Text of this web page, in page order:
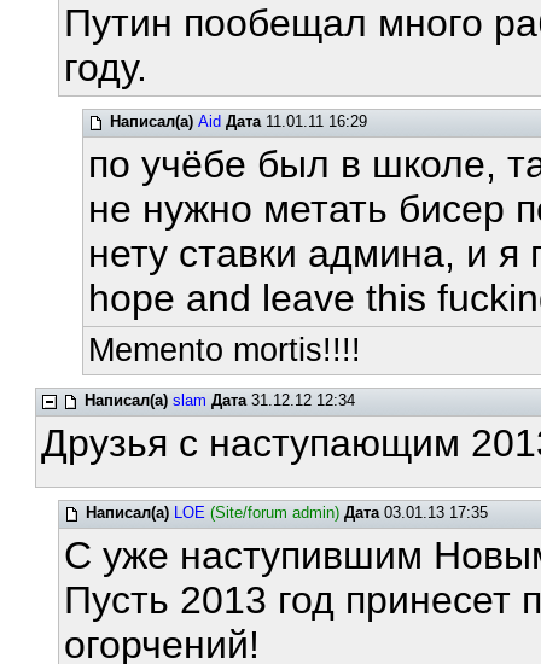
Путин пообещал много
году.
Написал(а) Aid Дата11.01.11 16:29
по учёбе был в школе,
не нужно метать бисер
нету ставки админа, и
hope and leave this
Memento mortis!!!!
Написал(а) slam Дата31.12.12 12:34
Друзья с наступающим
Написал(а) LOE (Site/forum admin) Дата03.01.13 17:35
С уже наступившим
Пусть 2013 год
огорчений!